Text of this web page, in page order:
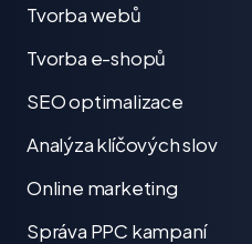
Tvorba webů
Tvorba e-shopů
SEO optimalizace
Analýza klíčových slov
Online marketing
Správa PPC kampaní